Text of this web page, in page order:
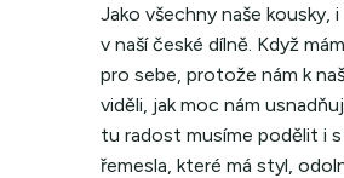
Jako všechny naše kousky,
v naší české dílně. Když
pro sebe, protože nám k
viděli, jak moc nám
tu radost musíme podělit i
řemesla, které má styl,